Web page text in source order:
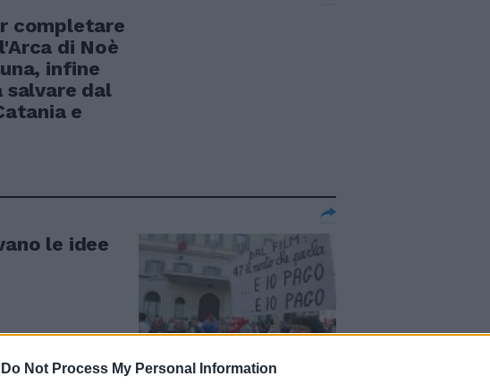
Do Not Process My Personal Information
completare
di Noè
infine
salvare dal
e
le idee